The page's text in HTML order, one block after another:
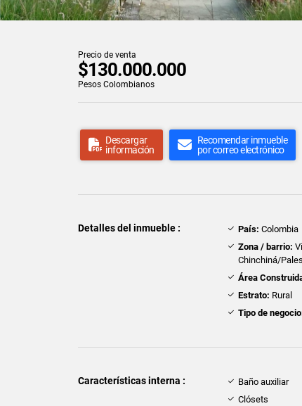
Precio de venta
$130.000.000
Pesos Colombianos
Descargar
información
Recomendar inmueble
por correo electrónico
Detalles del inmueble : País: Colombia
Zona / barrio:
Chinchiná/
Área
Estrato: Rural
Tipo de
Características interna : Baño auxiliar
Clósets